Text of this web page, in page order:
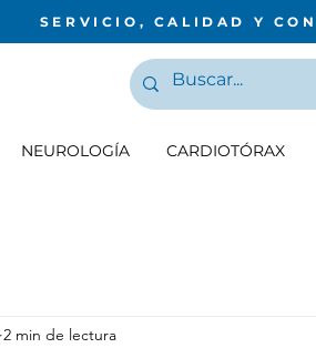
SERVICIO, CALIDAD Y
NEUROLOGÍA CARDIOTÓRAX
2 min de lectura